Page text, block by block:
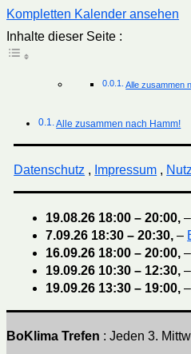
Kompletten Kalender ansehen
Inhalte dieser Seite :
Alle zusammen
Alle zusammen nach Hamm!
Datenschutz , Impressum ,
19.08.26 18:00 – 20:00,–
7.09.26 18:30 – 20:30,–
16.09.26 18:00 – 20:00,–
19.09.26 10:30 – 12:30,–
19.09.26 13:30 – 19:00,–
BoKlima Trefen : Jeden 3.